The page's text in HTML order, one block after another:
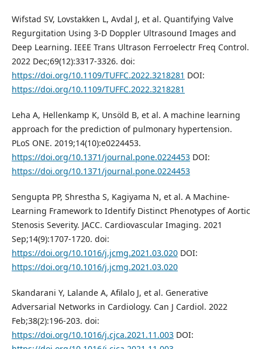
Wifstad SV, Lovstakken L, Avdal J, et al. Quantifying Valve
Regurgitation Using 3-D Doppler Ultrasound Images and
Deep Learning. IEEE Trans Ultrason Ferroelectr Freq Control.
2022 Dec;69(12):3317-3326. doi:
https://doi.org/10.1109/TUFFC.2022.3218281 DOI:
https://doi.org/10.1109/TUFFC.2022.3218281
Leha A, Hellenkamp K, Unsöld B, et al. A machine learning
approach for the prediction of pulmonary hypertension.
PLoS ONE. 2019;14(10):e0224453.
https://doi.org/10.1371/journal.pone.0224453DOI:
https://doi.org/10.1371/journal.pone.0224453
Sengupta PP, Shrestha S, Kagiyama N, et al. A Machine-
Learning Framework to Identify Distinct Phenotypes of Aortic
Stenosis Severity. JACC. Cardiovascular Imaging. 2021
Sep;14(9):1707-1720. doi:
https://doi.org/10.1016/j.jcmg.2021.03.020DOI:
https://doi.org/10.1016/j.jcmg.2021.03.020
Skandarani Y, Lalande A, Afilalo J, et al. Generative
Adversarial Networks in Cardiology. Can J Cardiol. 2022
Feb;38(2):196-203. doi:
https://doi.org/10.1016/j.cjca.2021.11.003DOI: